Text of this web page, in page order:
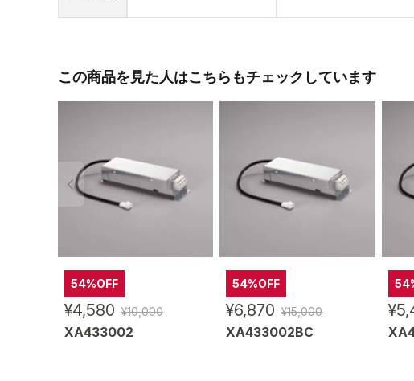
この商品を見た人はこちらもチェックしています
54%OFF
¥4,580 ¥10,000
XA433002
54%OFF
¥6,870 ¥15,000
XA433002BC